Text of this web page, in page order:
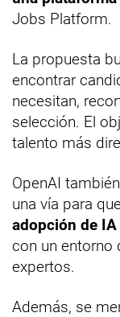
Jobs Platform.
La propuesta
encontrar
necesitan,
selección. El
talento más
OpenAI
una vía para
adopción de IA
con un entorno
expertos.
Además, se